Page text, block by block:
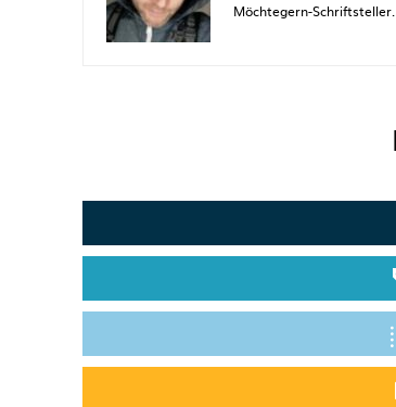
Möchtegern-Schriftsteller.